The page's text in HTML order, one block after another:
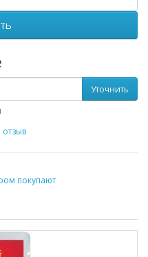
Уточнить
отзыв
покупают